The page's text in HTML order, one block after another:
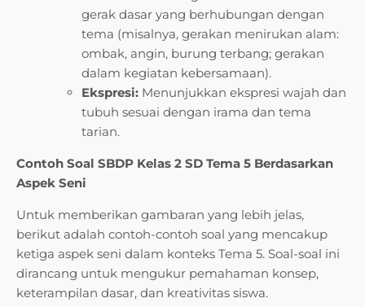
gerak dasar yang berhubungan dengan
tema (misalnya, gerakan menirukan alam:
ombak, angin, burung terbang; gerakan
dalam kegiatan kebersamaan).
Ekspresi: Menunjukkan ekspresi wajah dan
tubuh sesuai dengan irama dan tema
tarian.
Contoh Soal SBDP Kelas 2 SD Tema 5 Berdasarkan
Aspek Seni
Untuk memberikan gambaran yang lebih jelas,
berikut adalah contoh-contoh soal yang mencakup
ketiga aspek seni dalam konteks Tema 5. Soal-soal ini
dirancang untuk mengukur pemahaman konsep,
keterampilan dasar, dan kreativitas siswa.